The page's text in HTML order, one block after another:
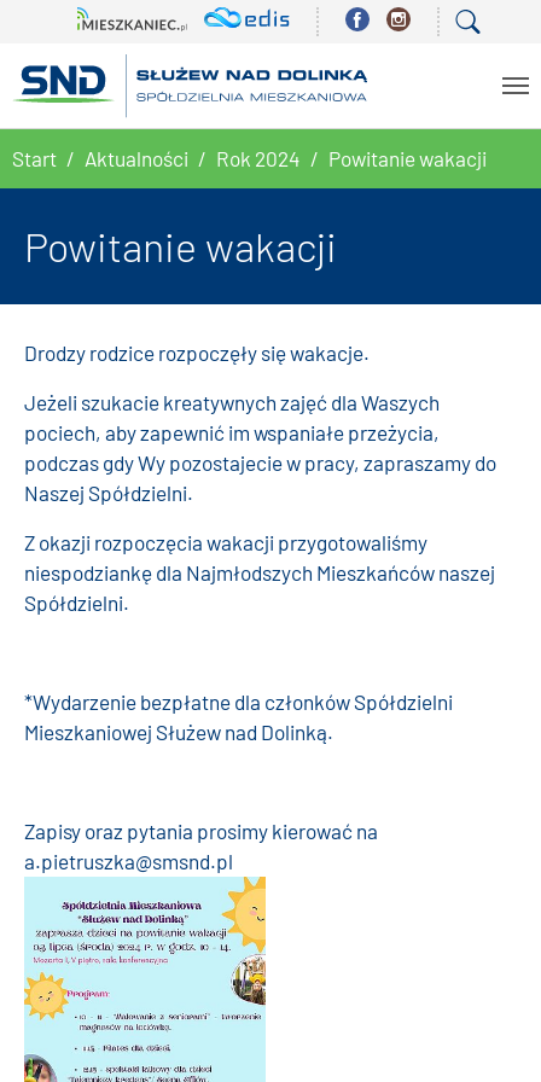
Start Aktualności Rok 2024 Powitanie wakacji
Powitanie wakacji
Drodzy rodzice rozpoczęły się wakacje.
Jeżeli szukacie kreatywnych zajęć dla Waszych
pociech, aby zapewnić im wspaniałe przeżycia,
podczas gdy Wy pozostajecie w pracy, zapraszamy do
Naszej Spółdzielni.
Z okazji rozpoczęcia wakacji przygotowaliśmy
niespodziankę dla Najmłodszych Mieszkańców naszej
Spółdzielni.
*Wydarzenie bezpłatne dla członków Spółdzielni
Mieszkaniowej Służew nad Dolinką.
Zapisy oraz pytania prosimy kierować na
a.pietruszka@smsnd.pl